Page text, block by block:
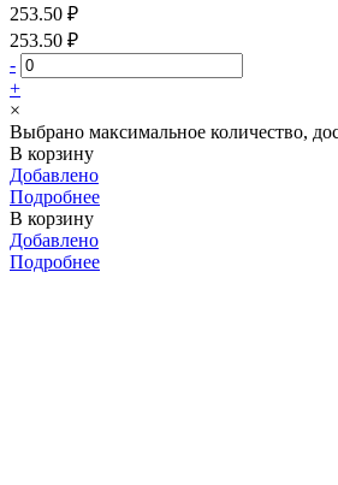
253.50 ₽
253.50 ₽
-
+
×
Выбрано максимальное количество,
В корзину
Добавлено
Подробнее
В корзину
Добавлено
Подробнее